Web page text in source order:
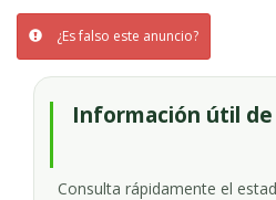
¿Es falso este anuncio?
Información útil de
Consulta rápidamente el